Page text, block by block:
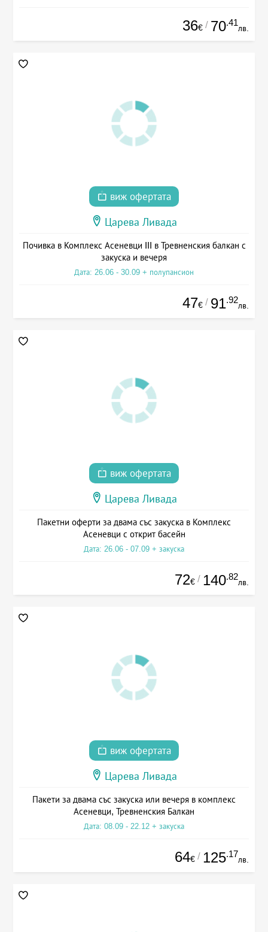
36€ / 70.41
лв.
виж офертата
Царева Ливада
Почивка в Комплекс Асеневци III в Тревненския балкан с
закуска и вечеря
Дата: 26.06 - 30.09 + полупансион
47€ / 91.92
лв.
виж офертата
Царева Ливада
Пакетни оферти за двама със закуска в Комплекс
Асеневци с открит басейн
Дата: 26.06 - 07.09 + закуска
72€ / 140.82
лв.
виж офертата
Царева Ливада
Пакети за двама със закуска или вечеря в комплекс
Асеневци, Тревненския Балкан
Дата: 08.09 - 22.12 + закуска
64€ / 125.17
лв.